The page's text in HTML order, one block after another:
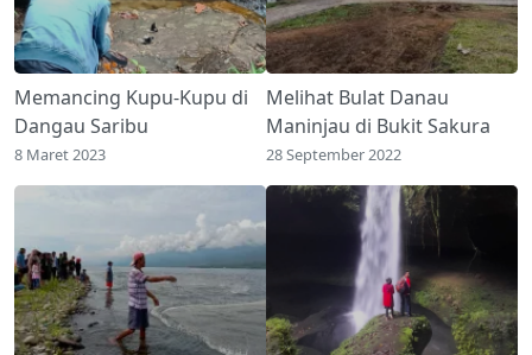
Memancing Kupu-Kupu di
Dangau Saribu
8 Maret 2023
Melihat Bulat Danau
Maninjau di Bukit Sakura
28 September 2022